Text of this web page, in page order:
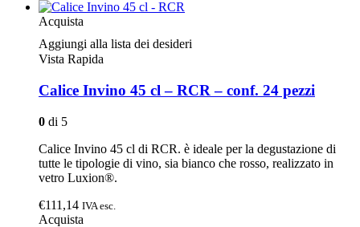
Acquista
Aggiungi alla lista dei desideri
Vista Rapida
Calice Invino 45 cl – RCR – conf. 24 pezzi
0 di 5
Calice Invino 45 cl di RCR. è ideale per la degustazione di
tutte le tipologie di vino, sia bianco che rosso, realizzato in
vetro Luxion®.
€111,14 IVA esc.
Acquista